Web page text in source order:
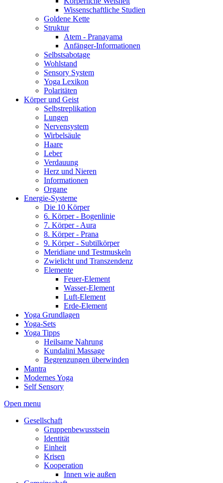
Wissenschaftliche Studien
Goldene Kette
Struktur
Atem - Pranayama
Anfänger-Informationen
Selbstsabotage
Wohlstand
Sensory System
Yoga Lexikon
Polaritäten
Körper und Geist
Selbstreplikation
Lungen
Nervensystem
Wirbelsäule
Haare
Leber
Verdauung
Herz und Nieren
Informationen
Organe
Energie-Systeme
Die 10 Körper
6. Körper - Bogenlinie
7. Körper - Aura
8. Körper - Prana
9. Körper - Subtilkörper
Meridiane und Testmuskeln
Zwielicht und Transzendenz
Elemente
Feuer-Element
Wasser-Element
Luft-Element
Erde-Element
Yoga Grundlagen
Yoga-Sets
Yoga Tipps
Heilsame Nahrung
Kundalini Massage
Begrenzungen überwinden
Mantra
Modernes Yoga
Self Sensory
Open menu
Gesellschaft
Gruppenbewusstsein
Identität
Einheit
Krisen
Kooperation
Innen wie außen